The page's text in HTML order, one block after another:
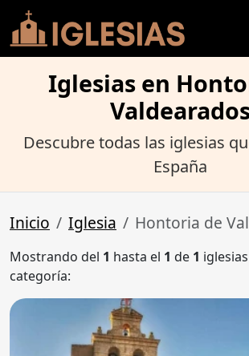
Iglesias en
Descubre todas las iglesias
España
Inicio Iglesia Hontoria de
Mostrando del 1 hasta el 1 de 1
categoría: